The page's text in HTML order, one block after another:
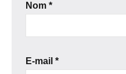
Nom *
E-mail *